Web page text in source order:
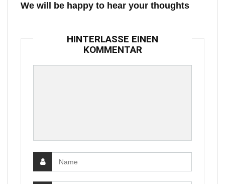
We will be happy to hear your thoughts
HINTERLASSE EINEN
KOMMENTAR